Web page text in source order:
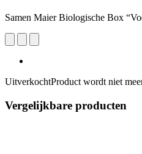
Samen Maier Biologische Box
UitverkochtProduct wordt niet
Vergelijkbare producten